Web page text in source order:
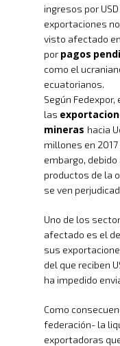
ingresos por
exportaciones
visto afectado
por pagos
como el
ecuatorianos.
Según
las
mineras hacia
millones en 2017
embargo,
productos de la
se ven
Uno de los
afectado es el
sus
del que reciben
ha impedido
Como
federación- la
exportadoras